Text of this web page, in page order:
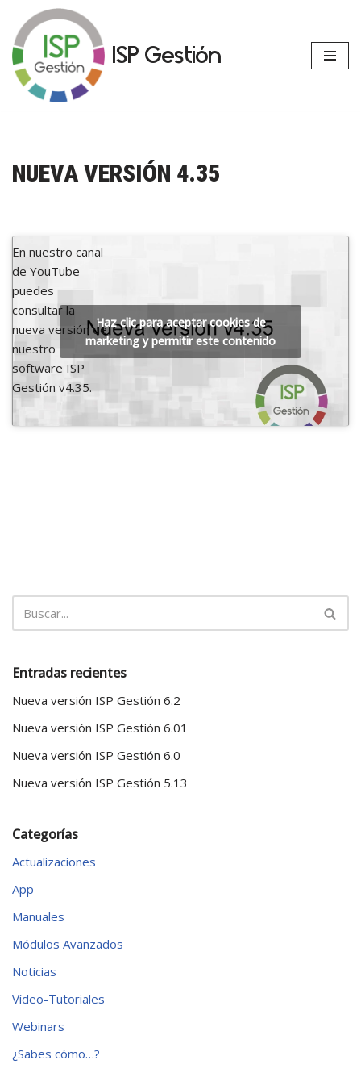
Saltar
al
contenido
ISP Gestión
NUEVA VERSIÓN 4.35
En nuestro canal
de YouTube
puedes
consultar la
nueva versión de
nuestro
software ISP
Gestión v4.35.
Haz clic para aceptar cookies de
marketing y permitir este contenido
Entradas recientes
Nueva versión ISP Gestión 6.2
Nueva versión ISP Gestión 6.01
Nueva versión ISP Gestión 6.0
Nueva versión ISP Gestión 5.13
Categorías
Actualizaciones
App
Manuales
Módulos Avanzados
Noticias
Vídeo-Tutoriales
Webinars
¿Sabes cómo…?